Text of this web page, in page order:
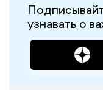
узнавать о